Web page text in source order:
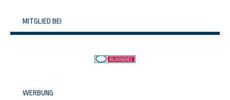
MITGLIED BEI
WERBUNG